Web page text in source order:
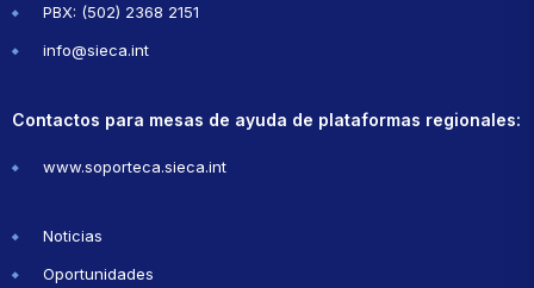
PBX: (502) 2368 2151
info@sieca.int
Contactos para mesas de ayuda de plataformas regionales:
www.soporteca.sieca.int
Noticias
Oportunidades